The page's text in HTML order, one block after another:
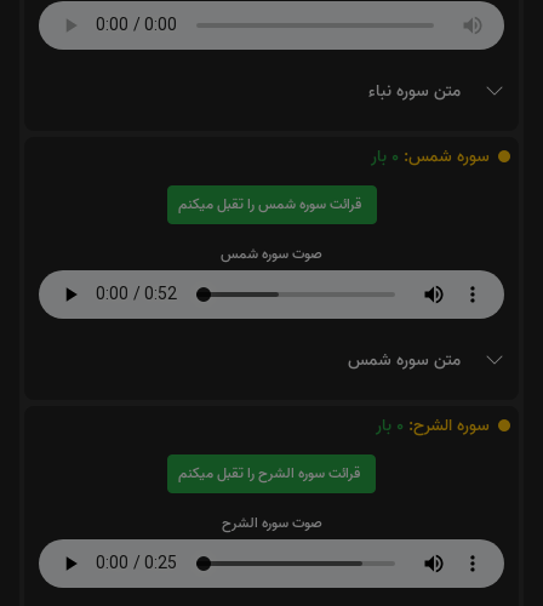
متن سوره نباء
سوره شمس: 0 بار
قرائت سوره شمس را تقبل میکنم
صوت سوره شمس
متن سوره شمس
سوره الشرح: 0 بار
قرائت سوره الشرح را تقبل میکنم
صوت سوره الشرح